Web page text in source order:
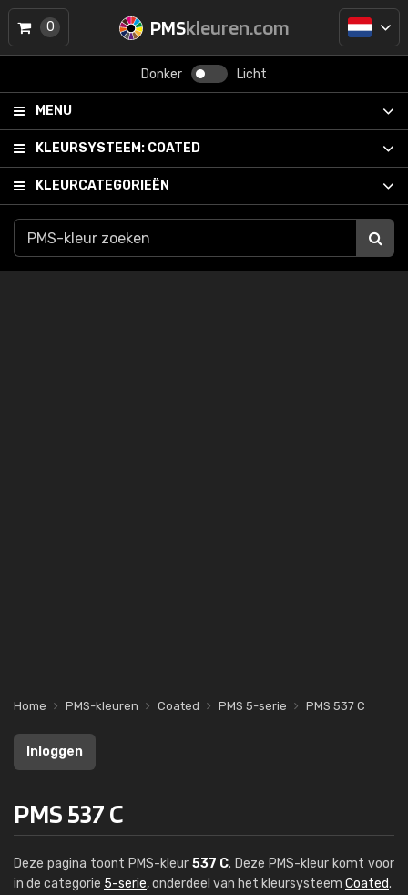
PMSkleuren.com
Donker Licht
MENU
KLEURSYSTEEM: COATED
KLEURCATEGORIEËN
0
Home PMS-kleuren Coated PMS 5-serie PMS 537 C
Inloggen
PMS 537 C
Deze pagina toont PMS-kleur 537 C. Deze PMS-kleur komt voor
in de categorie 5-serie, onderdeel van het kleursysteem Coated.